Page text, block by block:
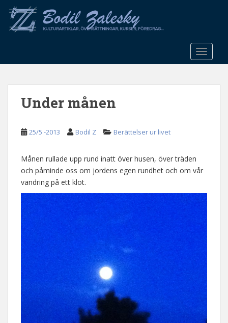
o
Under månen
25/5 -2013 Bodil Z Berättelser ur livet
Månen rullade upp rund inatt över husen, över träden
och påminde oss om jordens egen rundhet och om vår
vandring på ett klot.